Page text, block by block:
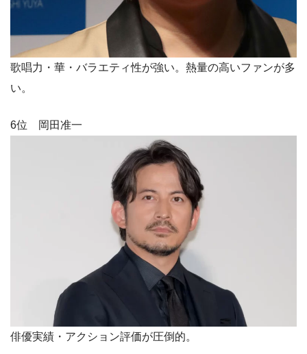
歌唱力・華・バラエティ性が強い。熱量の高いファンが多
い。
6位 岡田准一
俳優実績・アクション評価が圧倒的。